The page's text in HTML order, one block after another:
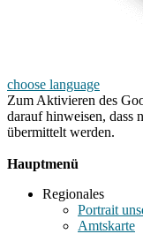
choose language
Zum Aktivieren des
darauf hinweisen, dass
übermittelt werden.
Hauptmenü
Regionales
Portrait
Amtskarte